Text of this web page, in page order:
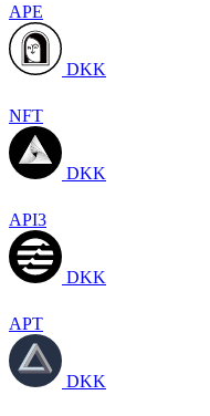
APE
DKK
NFT
DKK
API3
DKK
APT
DKK